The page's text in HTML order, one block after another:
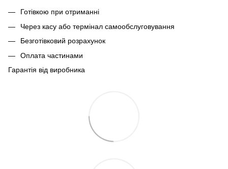
Готівкою при отриманні
Через касу або термінал самообслуговування
Безготівковий розрахунок
Оплата частинами
Гарантія від виробника